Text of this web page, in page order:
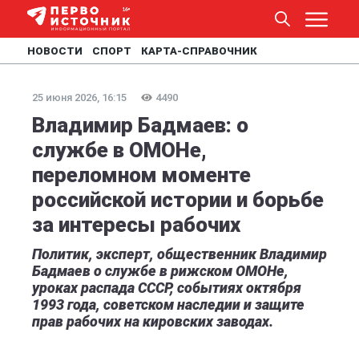
НОВОСТИ СПОРТ КАРТА-СПРАВОЧНИК
25 июня 2026, 16:15 4490
Владимир Бадмаев: о
службе в ОМОНе,
переломном моменте
российской истории и борьбе
за интересы рабочих
Политик, эксперт, общественник Владимир
Бадмаев о службе в рижском ОМОНе,
уроках распада СССР, событиях октября
1993 года, советском наследии и защите
прав рабочих на кировских заводах.